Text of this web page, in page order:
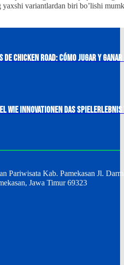
variantlardan biri bo’lishi
de chicken road: cómo jugar y ganar
Wie Innovationen das
Pariwisata Kab. Pamekasan Jl.
Jawa Timur 69323